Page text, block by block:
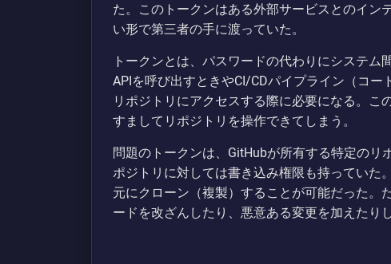
た。このトークンはある外部サービスとのイン
い形で第三者の手に渡っていた。
トークンとは、パスワードの代わりにシステ
APIを呼び出すときやCI/CDパイプライン（コ
リポジトリにアクセスする際に必要になる。こ
すましてリポジトリを操作できてしまう。
問題のトークンは、GitHubが所有する特定のリ
ポジトリに対しては書き込み権限も持っていた
元にクローン（複製）することが可能だった。
ードを改ざんしたり、悪意ある変更を加えたり